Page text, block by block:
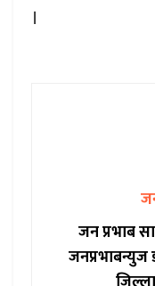
।
जन प्रभाब
जनप्रभाबन्युज